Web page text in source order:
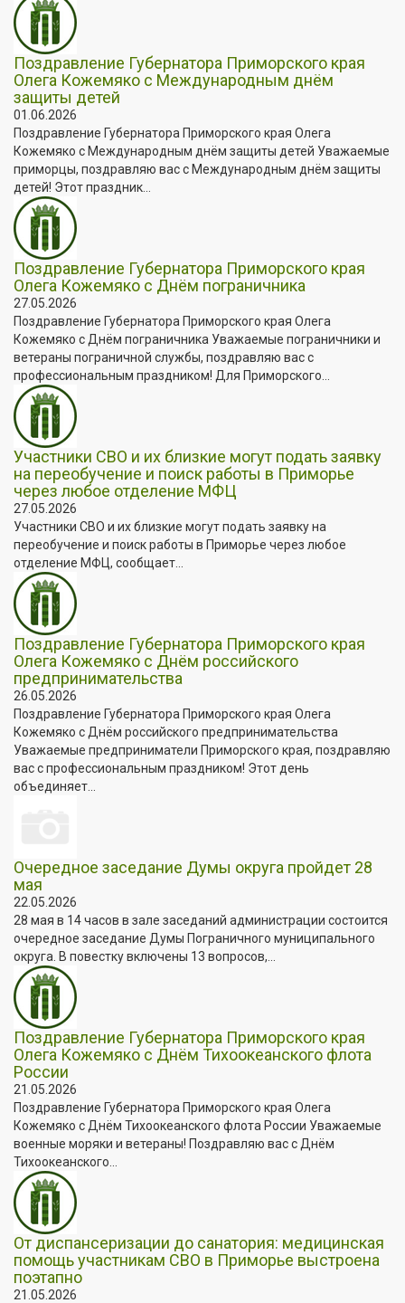
Поздравление Губернатора Приморского края
Олега Кожемяко с Международным днём
защиты детей
01.06.2026
Поздравление Губернатора Приморского края Олега
Кожемяко с Международным днём защиты детей Уважаемые
приморцы, поздравляю вас с Международным днём защиты
детей! Этот праздник...
Поздравление Губернатора Приморского края
Олега Кожемяко с Днём пограничника
27.05.2026
Поздравление Губернатора Приморского края Олега
Кожемяко с Днём пограничника Уважаемые пограничники и
ветераны пограничной службы, поздравляю вас с
профессиональным праздником! Для Приморского...
Участники СВО и их близкие могут подать заявку
на переобучение и поиск работы в Приморье
через любое отделение МФЦ
27.05.2026
Участники СВО и их близкие могут подать заявку на
переобучение и поиск работы в Приморье через любое
отделение МФЦ, сообщает...
Поздравление Губернатора Приморского края
Олега Кожемяко с Днём российского
предпринимательства
26.05.2026
Поздравление Губернатора Приморского края Олега
Кожемяко с Днём российского предпринимательства
Уважаемые предприниматели Приморского края, поздравляю
вас с профессиональным праздником! Этот день
объединяет...
Очередное заседание Думы округа пройдет 28
мая
22.05.2026
28 мая в 14 часов в зале заседаний администрации состоится
очередное заседание Думы Пограничного муниципального
округа. В повестку включены 13 вопросов,...
Поздравление Губернатора Приморского края
Олега Кожемяко с Днём Тихоокеанского флота
России
21.05.2026
Поздравление Губернатора Приморского края Олега
Кожемяко с Днём Тихоокеанского флота России Уважаемые
военные моряки и ветераны! Поздравляю вас с Днём
Тихоокеанского...
От диспансеризации до санатория: медицинская
помощь участникам СВО в Приморье выстроена
поэтапно
21.05.2026